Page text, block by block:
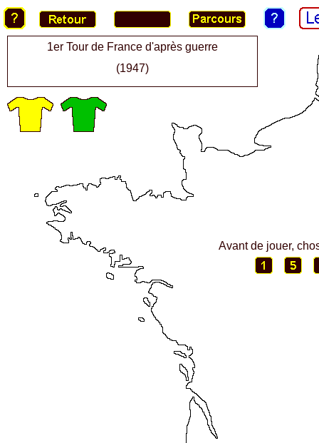
1er Tour de France d'après guerre
(1947)
Avant de jouer,